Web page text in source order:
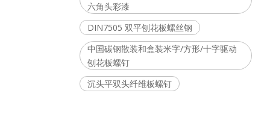
六角头彩漆
DIN7505 双平刨花板螺丝钢
中国碳钢散装和盒装米字/方形/十字驱动
刨花板螺钉
沉头平双头纤维板螺钉